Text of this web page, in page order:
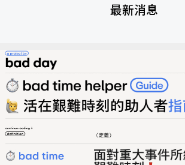
最新消息